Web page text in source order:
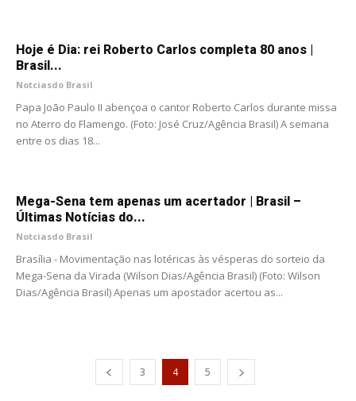
Hoje é Dia: rei Roberto Carlos completa 80 anos |
Brasil...
Notciasdo Brasil
Papa João Paulo II abençoa o cantor Roberto Carlos durante missa
no Aterro do Flamengo. (Foto: José Cruz/Agência Brasil) A semana
entre os dias 18...
Mega-Sena tem apenas um acertador | Brasil –
Últimas Notícias do...
Notciasdo Brasil
Brasília - Movimentação nas lotéricas às vésperas do sorteio da
Mega-Sena da Virada (Wilson Dias/Agência Brasil) (Foto: Wilson
Dias/Agência Brasil) Apenas um apostador acertou as...
3 4 5